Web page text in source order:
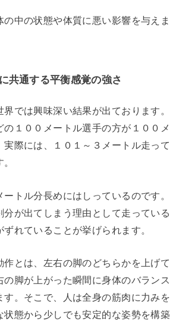
の中の状態や体質に悪い影響を与えま
共通する平衡感覚の強さ
では興味深い結果が出ております。
の１００メートル選手の方が１００メ
実際には、１０１～３メートル走って
トル分長めにはしっているのです。
分が出てしまう理由として走っている
れていることが挙げられます。
作とは、左右の脚のどちらかを上げて
の脚が上がった瞬間に身体のバランス
す。そこで、人は全身の筋肉に力みを
状態から少しでも安定的な姿勢を構築